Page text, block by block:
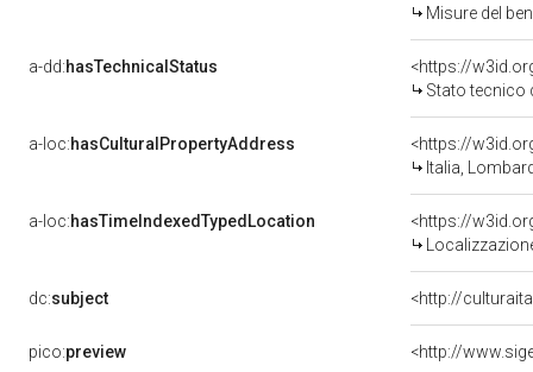
Misure del
a-dd:hasTechnicalStatus
<https://
Stato tecnico
a-loc:hasCulturalPropertyAddress
<https://
Italia,
a-loc:hasTimeIndexedTypedLocation
<https://
dc:subject <http://
pico:preview <http://